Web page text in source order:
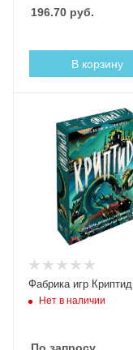
196.70 руб.
В корзину
Фабрика игр Криптид
Нет в наличии